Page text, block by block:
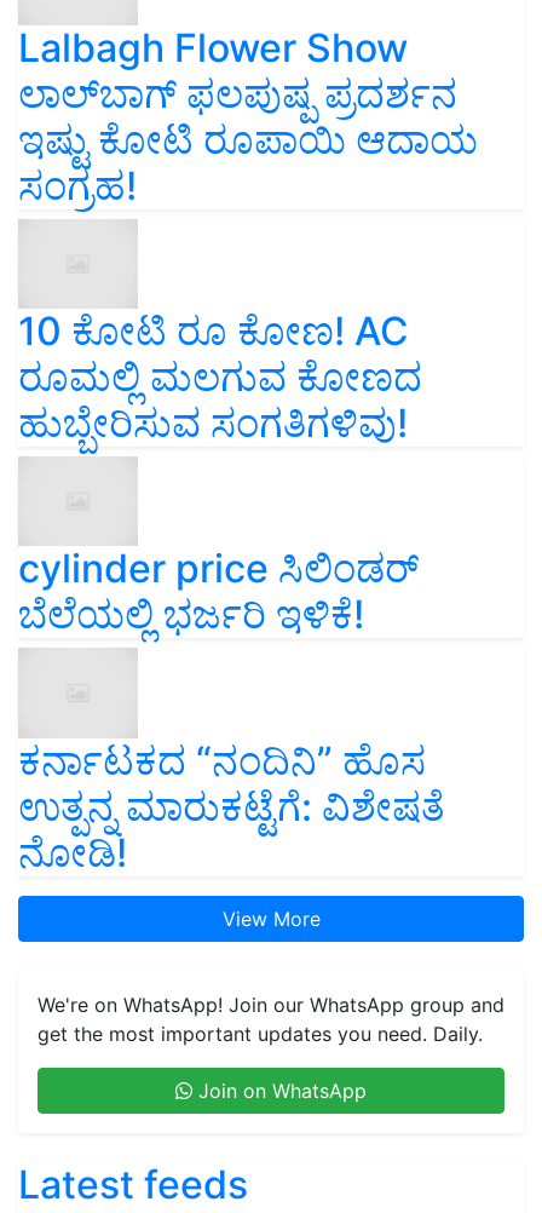
Lalbagh Flower Show
ಲಾಲ್‌ಬಾಗ್ ಫಲಪುಷ್ಪ ಪ್ರದರ್ಶನ
ಇಷ್ಟು ಕೋಟಿ ರೂಪಾಯಿ ಆದಾಯ
ಸಂಗ್ರಹ!
10 ಕೋಟಿ ರೂ ಕೋಣ! AC
ರೂಮಲ್ಲಿ ಮಲಗುವ ಕೋಣದ
ಹುಬ್ಬೇರಿಸುವ ಸಂಗತಿಗಳಿವು!
cylinder price ಸಿಲಿಂಡರ್‌
ಬೆಲೆಯಲ್ಲಿ ಭರ್ಜರಿ ಇಳಿಕೆ!
ಕರ್ನಾಟಕದ “ನಂದಿನಿ” ಹೊಸ
ಉತ್ಪನ್ನ ಮಾರುಕಟ್ಟೆಗೆ: ವಿಶೇಷತೆ
ನೋಡಿ!
View More
We're on WhatsApp! Join our WhatsApp group and
get the most important updates you need. Daily.
Join on WhatsApp
Latest feeds